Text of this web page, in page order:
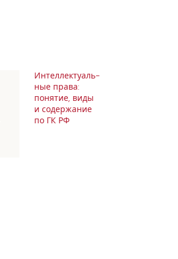
Ин­тел­лек­ту­аль­
ные права:
понятие, виды
и со­дер­жа­ние
по ГК РФ